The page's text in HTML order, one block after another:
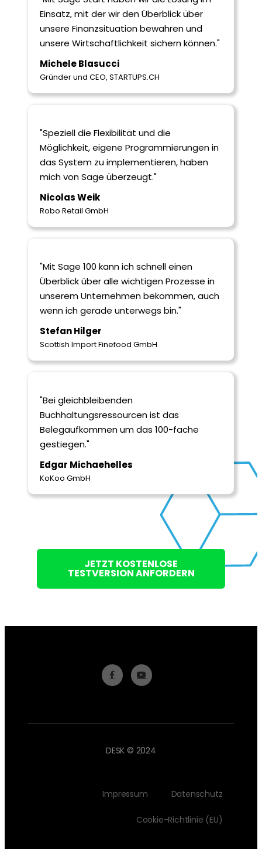
Einsatz, mit der wir den Überblick über
unsere Finanzsituation bewahren und
unsere Wirtschaftlichkeit sichern können."
Michele Blasucci
Gründer und CEO, STARTUPS.CH
"Speziell die Flexibilität und die
Möglichkeit, eigene Programmierungen in
das System zu implementieren, haben
mich von Sage überzeugt."
Nicolas Weik
Robo Retail GmbH
"Mit Sage 100 kann ich schnell einen
Überblick über alle wichtigen Prozesse in
unserem Unternehmen bekommen, auch
wenn ich gerade unterwegs bin."
Stefan Hilger
Scottish Im­port Finefood GmbH
"Bei gleichbleibenden
Buchhaltungsressourcen ist das
Belegaufkommen um das 100-fache
gestiegen."
Edgar Michaehelles
KoKoo GmbH
JETZT KOSTENLOSE
TESTVERSION ANFORDERN
DESK © 2024
Impressum Datenschutz
Cookie-Richtlinie (EU)